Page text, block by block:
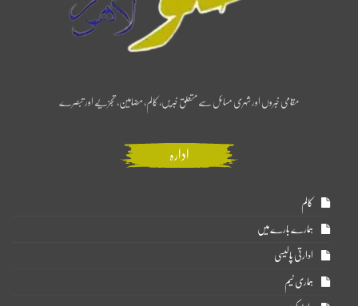
مقامی خبروں اور شہری مسائل سے متعلق خبریں، کالم، مضامین، تجزیے اور تبصرے
ادارہ
کالم
ہمارے بارے میں
ادارتی پالیسی
ہماری ٹیم